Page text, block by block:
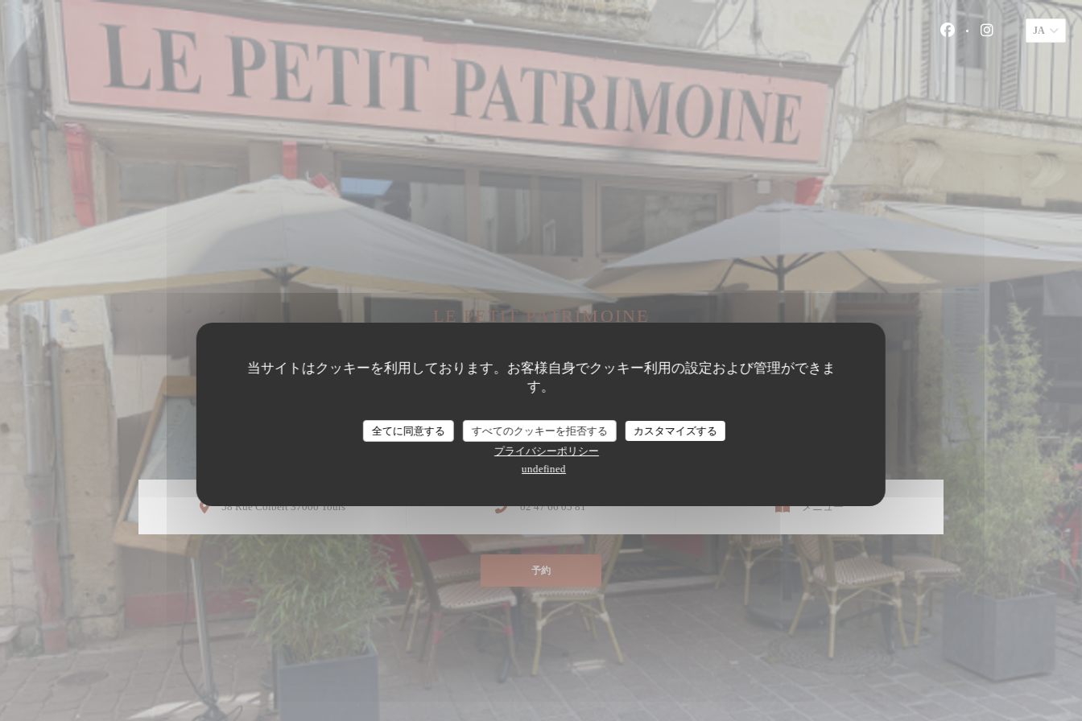
クッキー利用の管理について
当サイトはクッキーを利用しております。お客様自身でクッキー利用の設定および管理ができま
す。
全てに同意する すべてのクッキーを拒否する
カスタマイズする
プライバシーポリシー
undefined
JA
Facebook ((新しい
Instagram ((新
LE PETIT PATRIMOINE
営業時間
58 Rue Colbert 37000 Tours((新しいウィンドウで開きます)) 02 47 66 05 81 メニュー
予約